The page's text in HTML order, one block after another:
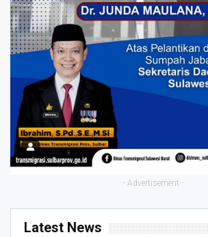
- Advertisement -
Latest News